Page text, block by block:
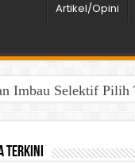
Artikel/Opini
Imbau Selektif Pilih
Terkini